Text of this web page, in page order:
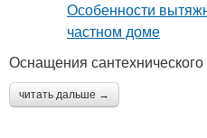
Оснащения сантехнического
читать дальше →